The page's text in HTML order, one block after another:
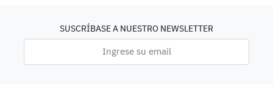
SUSCRÍBASE A NUESTRO NEWSLETTER